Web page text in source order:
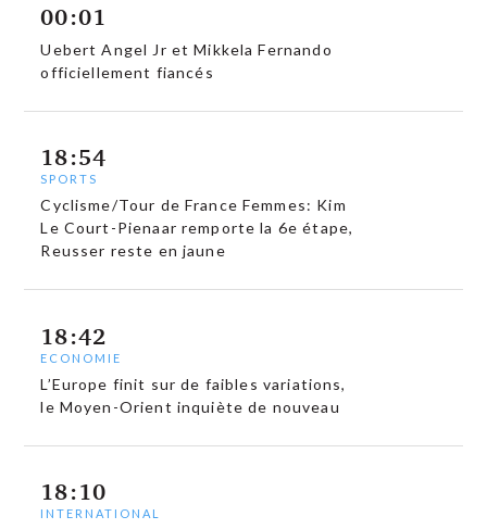
00:01
Uebert Angel Jr et Mikkela Fernando
officiellement fiancés
18:54
SPORTS
Cyclisme/Tour de France Femmes: Kim
Le Court-Pienaar remporte la 6e étape,
Reusser reste en jaune
18:42
ECONOMIE
L’Europe finit sur de faibles variations,
le Moyen-Orient inquiète de nouveau
18:10
INTERNATIONAL